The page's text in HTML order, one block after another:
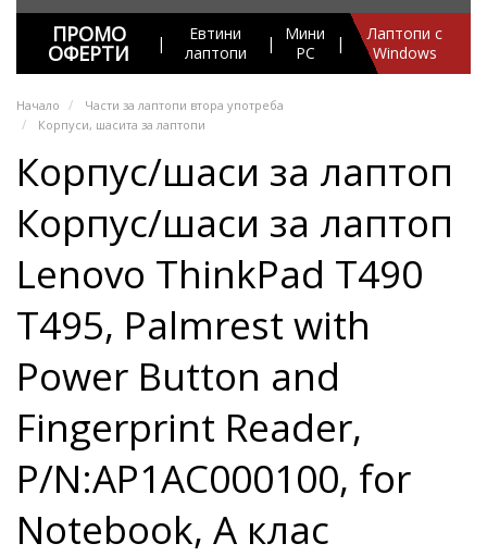
ПРОМО
ОФЕРТИ |
Евтини
лаптопи
|
Мини
PC
|
Лаптопи с
Windows
Начало
Части за лаптопи втора употреба
Корпуси, шасита за лаптопи
Корпус/шаси за лаптоп
Корпус/шаси за лаптоп
Lenovo ThinkPad T490
T495, Palmrest with
Power Button and
Fingerprint Reader,
P/N:AP1AC000100, for
Notebook, A клас